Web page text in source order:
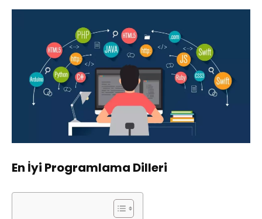
En İyi Programlama Dilleri